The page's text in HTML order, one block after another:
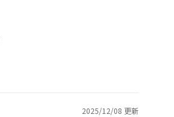
2025/12/08 更新